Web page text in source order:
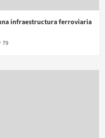
infraestructura ferroviaria
79